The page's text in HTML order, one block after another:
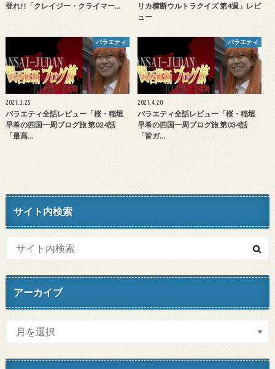
登れ!!「クレイジー・クライマー…
リカ横断ウルトラクイズ 第4週」レビ
ュー
バラエティ
2021.3.25
バラエティ全話レビュー「桜・稲垣
早希の四国一周ブログ旅 第024話
「最高…
バラエティ
2021.4.20
バラエティ全話レビュー「桜・稲垣
早希の四国一周ブログ旅 第034話
「皆ガ…
サイト内検索
アーカイブ